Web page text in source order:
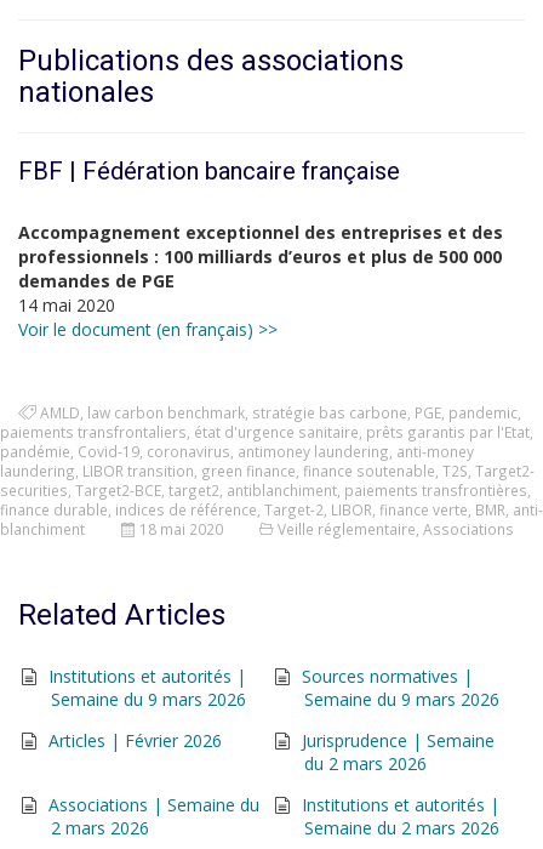
Publications des associations
nationales
FBF | Fédération bancaire française
Accompagnement exceptionnel des entreprises et des
professionnels : 100 milliards d’euros et plus de 500 000
demandes de PGE
14 mai 2020
Voir le document (en français) >>
AMLD law carbon benchmark stratégie bas carbone PGE pandemic
paiements transfrontaliers état d'urgence sanitaire prêts garantis par l'Etat
pandémie Covid-19 coronavirus antimoney laundering anti-money
laundering LIBOR transition green finance finance soutenable T2S Target2-
securities Target2-BCE target2 antiblanchiment paiements transfrontières
finance durable indices de référence Target-2 LIBOR finance verte BMR anti-
blanchiment
18 mai 2020 Veille réglementaire Associations
Related Articles
Institutions et autorités |
Semaine du 9 mars 2026
Sources normatives |
Semaine du 9 mars 2026
Articles | Février 2026
Jurisprudence | Semaine
du 2 mars 2026
Associations | Semaine du
2 mars 2026
Institutions et autorités |
Semaine du 2 mars 2026